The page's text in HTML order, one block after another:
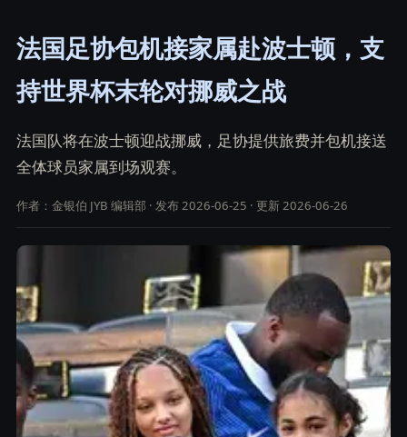
法国足协包机接家属赴波士顿，支
持世界杯末轮对挪威之战
法国队将在波士顿迎战挪威，足协提供旅费并包机接送
全体球员家属到场观赛。
作者：金银伯 JYB 编辑部 · 发布 2026-06-25 · 更新 2026-06-26